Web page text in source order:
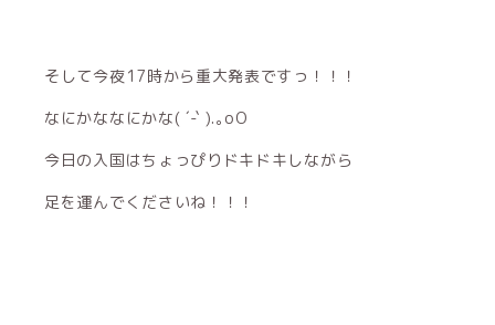
そして今夜17時から重大発表ですっ！！！
なにかななにかな‪( ´-` ).｡oO‬
今日の入国はちょっぴりドキドキしながら
足を運んでくださいね！！！